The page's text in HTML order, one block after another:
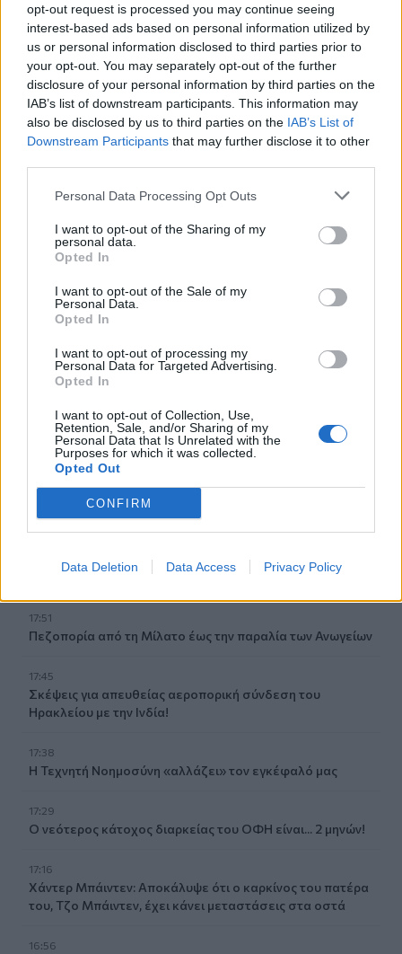
opt-out request is processed you may continue seeing
interest-based ads based on personal information utilized by
us or personal information disclosed to third parties prior to
your opt-out. You may separately opt-out of the further
disclosure of your personal information by third parties on the
IAB’s list of downstream participants. This information may
also be disclosed by us to third parties on the IAB’s List of
Downstream Participants that may further disclose it to other
Personal Data Processing Opt Outs
I want to opt-out of the Sharing of my
personal data.
Opted In
I want to opt-out of the Sale of my
Personal Data.
Opted In
I want to opt-out of processing my
Personal Data for Targeted Advertising.
Opted In
I want to opt-out of Collection, Use,
Retention, Sale, and/or Sharing of my
Personal Data that Is Unrelated with the
Purposes for which it was collected.
Opted Out
CONFIRM
Data Deletion Data Access Privacy Policy
Ροή ειδήσεων Δημοφιλή
πρόλαβε να ξεφύγει από το τσουνάμι μπορεί ν' αλλάξει
ΕΛΓΕΚΑ: Προληπτική ανάκληση γνωστής μαρμελάδας
φράουλα
18:05
από τη γέννηση του Κώστα Μουντάκη
18:04
από πυροβολισμό
Το μαρτύριο της σταγόνας στην Φορτέτσα: Τρεις μέρες
17:51
Πεζοπορία από τη Μίλατο έως την παραλία των Ανωγείων
17:45
Σκέψεις για απευθείας αεροπορική σύνδεση του
Ηρακλείου με την Ινδία!
17:38
Η Τεχνητή Νοημοσύνη «αλλάζει» τον εγκέφαλό μας
17:29
Ο νεότερος κάτοχος διαρκείας του ΟΦΗ είναι... 2 μηνών!
17:16
Χάντερ Μπάιντεν: Αποκάλυψε ότι ο καρκίνος του πατέρα
του, Τζο Μπάιντεν, έχει κάνει μεταστάσεις στα οστά
16:56